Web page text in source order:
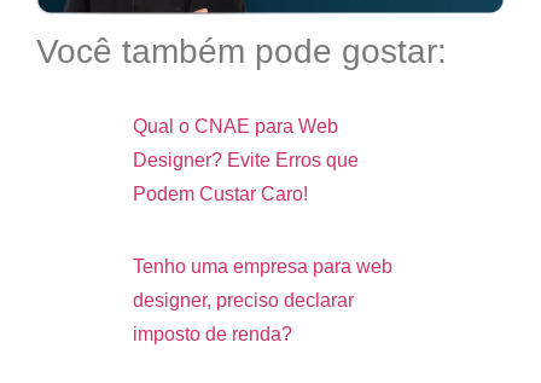
Você também pode gostar:
Qual o CNAE para Web
Designer? Evite Erros que
Podem Custar Caro!
Tenho uma empresa para web
designer, preciso declarar
imposto de renda?